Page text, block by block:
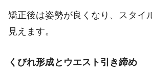
矯正後は姿勢が良くなり、スタイ
見えます。
くびれ形成とウエスト引き締め